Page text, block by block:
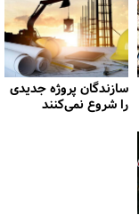
سازندگان پروژه جدیدی
را شروع نمی‌کنند